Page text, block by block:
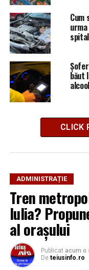
Cum
spital
băut
CLICK
ADMINISTRAȚIE
Tren
Iulia?
al orașului
Publicat acum o
De teiusinfo.ro